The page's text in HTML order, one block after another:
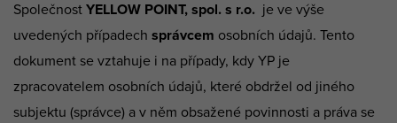
Společnost YELLOW POINT, spol. s r.o. je ve výše
uvedených případech správcem osobních údajů. Tento
dokument se vztahuje i na případy, kdy YP je
zpracovatelem osobních údajů, které obdržel od jiného
subjektu (správce) a v něm obsažené povinnosti a práva se